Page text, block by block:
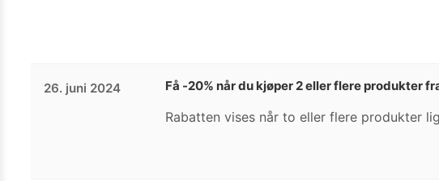
26. juni 2024 Få -20% når du kjøper 2 eller flere produkter
Rabatten vises når to eller flere produkter